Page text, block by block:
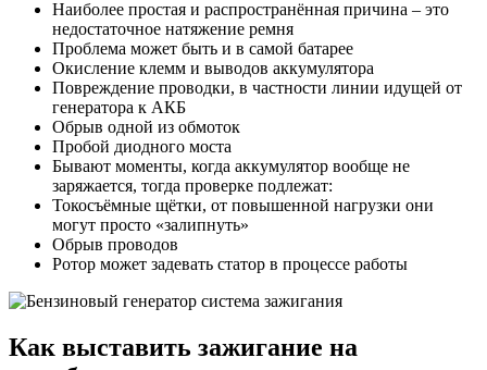
Наиболее простая и распространённая причина – это
недостаточное натяжение ремня
Проблема может быть и в самой батарее
Окисление клемм и выводов аккумулятора
Повреждение проводки, в частности линии идущей от
генератора к АКБ
Обрыв одной из обмоток
Пробой диодного моста
Бывают моменты, когда аккумулятор вообще не
заряжается, тогда проверке подлежат:
Токосъёмные щётки, от повышенной нагрузки они
могут просто «залипнуть»
Обрыв проводов
Ротор может задевать статор в процессе работы
Как выставить зажигание на